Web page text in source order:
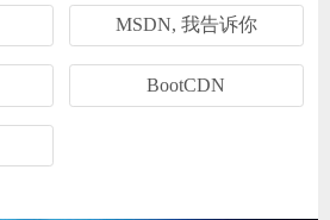
MSDN, 我告诉你
BootCDN